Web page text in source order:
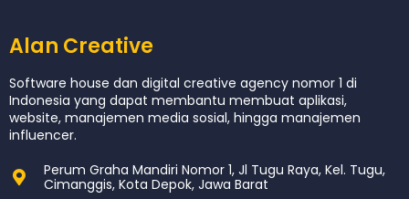
Alan Creative
Software house dan digital creative agency nomor 1 di
Indonesia yang dapat membantu membuat aplikasi,
website, manajemen media sosial, hingga manajemen
influencer.
Perum Graha Mandiri Nomor 1, Jl Tugu Raya, Kel. Tugu,
Cimanggis, Kota Depok, Jawa Barat